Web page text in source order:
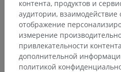
контента, продуктов и
аудитории,
отображение
измерение
привлекательности
дополнительной
политикой